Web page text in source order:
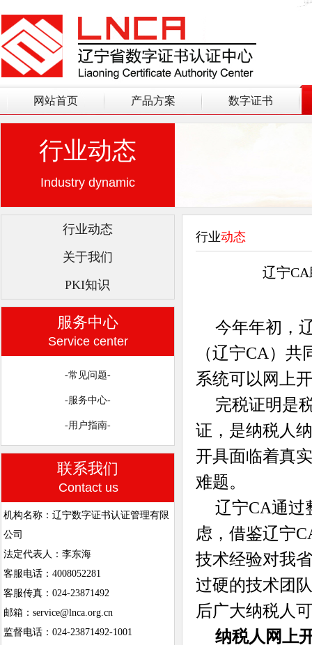
网站首页 产品方案 数字证书
行业动态
Industry dynamic
行业动态
关于我们
PKI知识
服务中心
Service center
-常见问题-
-服务中心-
-用户指南-
联系我们
Contact us
机构名称：辽宁数字证书认证管理有限
公司
法定代表人：李东海
客服电话：4008052281
客服传真：024-23871492
邮箱：service@lnca.org.cn
监督电话：024-23871492-1001
行业动态
辽宁
今年年初，
（辽宁CA）
系统可以网上
完税证明是
证，是纳税人
开具面临着真
难题。
辽宁CA通过
虑，借鉴辽宁
技术经验对我
过硬的技术团
后广大纳税人
纳税人网上